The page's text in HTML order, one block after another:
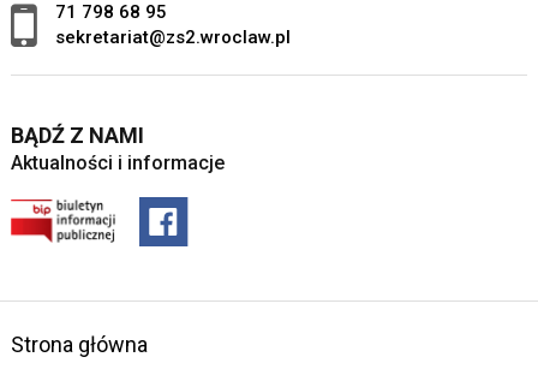
71 798 68 95
sekretariat@zs2.wroclaw.pl
BĄDŹ Z NAMI
Aktualności i informacje
Strona główna